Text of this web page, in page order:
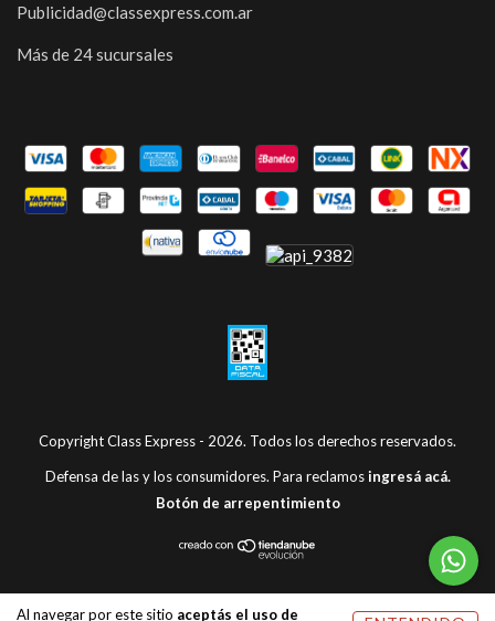
Al navegar por este sitio aceptás el uso de
Publicidad@classexpress.com.ar
Más de 24 sucursales
Copyright Class Express - 2026. Todos los derechos reservados.
Defensa de las y los consumidores. Para reclamos ingresá acá.
Botón de arrepentimiento